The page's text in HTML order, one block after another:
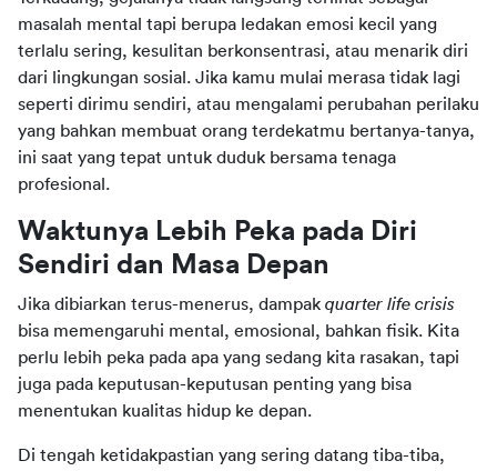
masalah mental tapi berupa ledakan emosi kecil yang
terlalu sering, kesulitan berkonsentrasi, atau menarik diri
dari lingkungan sosial. Jika kamu mulai merasa tidak lagi
seperti dirimu sendiri, atau mengalami perubahan perilaku
yang bahkan membuat orang terdekatmu bertanya-tanya,
ini saat yang tepat untuk duduk bersama tenaga
profesional.
Waktunya Lebih Peka pada Diri
Sendiri dan Masa Depan
Jika dibiarkan terus-menerus, dampak quarter life crisis
bisa memengaruhi mental, emosional, bahkan fisik. Kita
perlu lebih peka pada apa yang sedang kita rasakan, tapi
juga pada keputusan-keputusan penting yang bisa
menentukan kualitas hidup ke depan.
Di tengah ketidakpastian yang sering datang tiba-tiba,